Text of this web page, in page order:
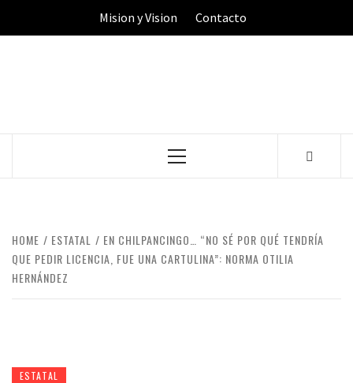
Mision y Vision Contacto
Primary
HOME ESTATAL
EN CHILPANCINGO… “NO SÉ POR QUÉ TENDRÍA
QUE PEDIR LICENCIA, FUE UNA CARTULINA”: NORMA OTILIA
HERNÁNDEZ
ESTATAL